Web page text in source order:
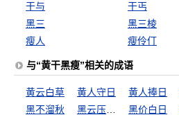
干与
干丐
黑三
黑三棱
瘦人
瘦伶仃
与“黄干黑瘦”相关的成语
黄云白草 黄人守日 黄人捧日
黑不溜秋
黑价白日